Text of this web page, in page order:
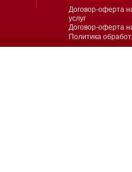
Договор-оферта
услуг
Договор-оферта
Политика